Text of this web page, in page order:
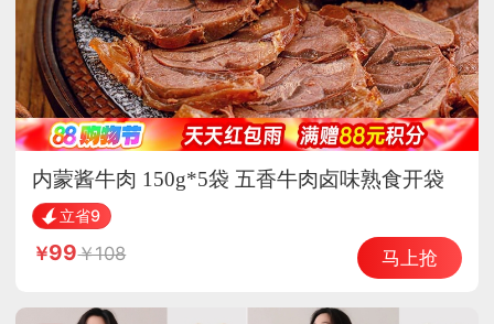
内蒙酱牛肉 150g*5袋 五香牛肉卤味熟食开袋
即食立省9
99 108 马上抢